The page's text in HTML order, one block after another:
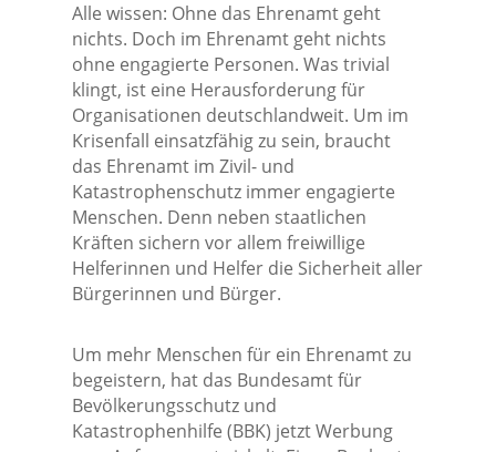
Alle wissen: Ohne das Ehrenamt geht
nichts. Doch im Ehrenamt geht nichts
ohne engagierte Personen. Was trivial
klingt, ist eine Herausforderung für
Organisationen deutschlandweit. Um im
Krisenfall einsatzfähig zu sein, braucht
das Ehrenamt im Zivil- und
Katastrophenschutz immer engagierte
Menschen. Denn neben staatlichen
Kräften sichern vor allem freiwillige
Helferinnen und Helfer die Sicherheit aller
Bürgerinnen und Bürger.
Um mehr Menschen für ein Ehrenamt zu
begeistern, hat das Bundesamt für
Bevölkerungsschutz und
Katastrophenhilfe (BBK) jetzt Werbung